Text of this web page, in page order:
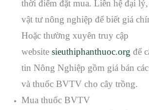
thời điểm đặt mua. Liên hệ đại lý,
vật tư nông nghiệp để biết giá
Hoặc thường xuyên truy cập
websitesieuthiphanthuoc.org để
tin Nông Nghiệp gồm giá bán
và thuốc BVTV cho cây trồng.
Mua thuốc BVTV